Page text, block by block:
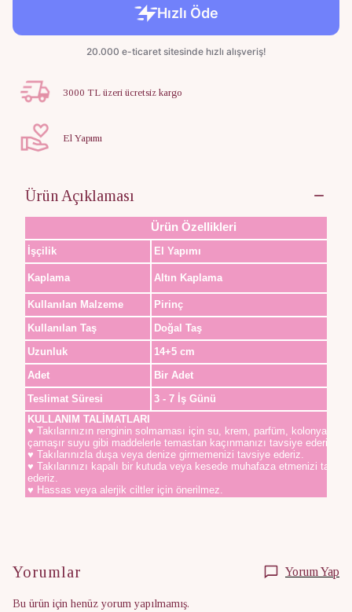
3000 TL üzeri ücretsiz kargo
El Yapımı
Ürün Açıklaması
Ürün Özellikleri
İşçilik El Yapımı
Kaplama Altın Kaplama
Kullanılan Malzeme
Pirinç
Kullanılan Taş
Doğal Taş
Uzunluk
14+5 cm
Adet
Bir Adet
Teslimat Süresi
3 - 7 İş Günü
KULLANIM TALİMATLARI
♥ Takılarınızın renginin solmaması için su, krem, parfüm, kolonya,
çamaşır suyu gibi maddelerle temastan kaçınmanızı tavsiye ederiz.
♥ Takılarınızla duşa veya denize girmemenizi tavsiye ederiz.
♥ Takılarınızı kapalı bir kutuda veya kesede muhafaza etmenizi
ederiz.
♥ Hassas veya alerjik ciltler için önerilmez.
Yorumlar Yorum Yap
Bu ürün için henüz yorum yapılmamış.